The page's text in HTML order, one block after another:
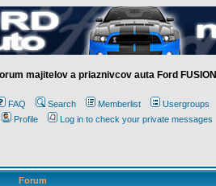
majitelov a priaznivcov auta Ford FUSION
FAQ Search Memberlist Usergroups
Profile
Log in to check your private messages
Forum